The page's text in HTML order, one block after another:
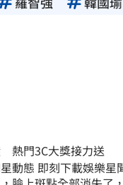
熱門3C大獎接力送
一手掌握明星動態 即刻下載娛